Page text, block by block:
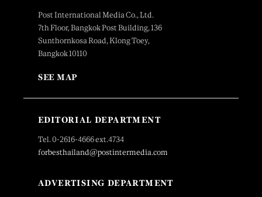
Post International Media Co., Ltd.
7th Floor, Bangkok Post Building, 136
Sunthornkosa Road, Klong Toey,
Bangkok 10110
SEE MAP
EDITORIAL DEPARTMENT
Tel. 0-2616-4666 ext.4734
forbesthailand@postintermedia.com
ADVERTISING DEPARTMENT